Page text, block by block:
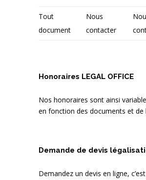
Tout
document
Nous
contacter
Honoraires LEGAL OFFICE
Nos honoraires sont ainsi
en fonction des documents et de
Demande de devis
Demandez un devis en ligne,